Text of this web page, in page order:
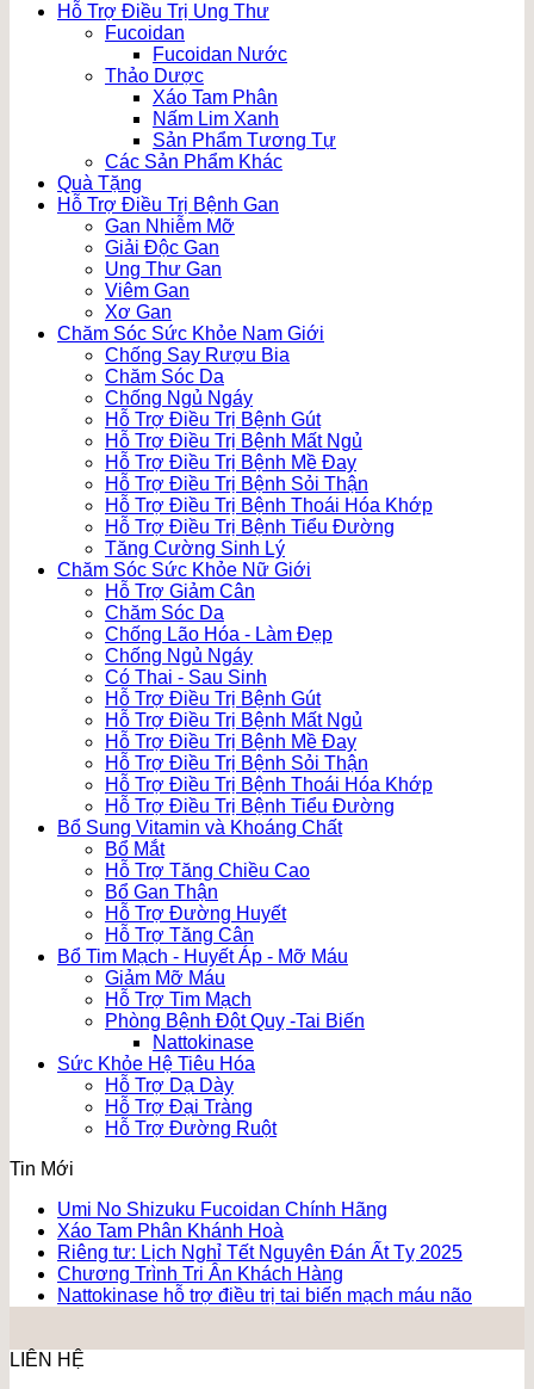
Hỗ Trợ Điều Trị Ung Thư
Fucoidan
Fucoidan Nước
Thảo Dược
Xáo Tam Phân
Nấm Lim Xanh
Sản Phẩm Tương Tự
Các Sản Phẩm Khác
Quà Tặng
Hỗ Trợ Điều Trị Bệnh Gan
Gan Nhiễm Mỡ
Giải Độc Gan
Ung Thư Gan
Viêm Gan
Xơ Gan
Chăm Sóc Sức Khỏe Nam Giới
Chống Say Rượu Bia
Chăm Sóc Da
Chống Ngủ Ngáy
Hỗ Trợ Điều Trị Bệnh Gút
Hỗ Trợ Điều Trị Bệnh Mất Ngủ
Hỗ Trợ Điều Trị Bệnh Mề Đay
Hỗ Trợ Điều Trị Bệnh Sỏi Thận
Hỗ Trợ Điều Trị Bệnh Thoái Hóa Khớp
Hỗ Trợ Điều Trị Bệnh Tiểu Đường
Tăng Cường Sinh Lý
Chăm Sóc Sức Khỏe Nữ Giới
Hỗ Trợ Giảm Cân
Chăm Sóc Da
Chống Lão Hóa - Làm Đẹp
Chống Ngủ Ngáy
Có Thai - Sau Sinh
Hỗ Trợ Điều Trị Bệnh Gút
Hỗ Trợ Điều Trị Bệnh Mất Ngủ
Hỗ Trợ Điều Trị Bệnh Mề Đay
Hỗ Trợ Điều Trị Bệnh Sỏi Thận
Hỗ Trợ Điều Trị Bệnh Thoái Hóa Khớp
Hỗ Trợ Điều Trị Bệnh Tiểu Đường
Bổ Sung Vitamin và Khoáng Chất
Bổ Mắt
Hỗ Trợ Tăng Chiều Cao
Bổ Gan Thận
Hỗ Trợ Đường Huyết
Hỗ Trợ Tăng Cân
Bổ Tim Mạch - Huyết Áp - Mỡ Máu
Giảm Mỡ Máu
Hỗ Trợ Tim Mạch
Phòng Bệnh Đột Quỵ -Tai Biến
Nattokinase
Sức Khỏe Hệ Tiêu Hóa
Hỗ Trợ Dạ Dày
Hỗ Trợ Đại Tràng
Hỗ Trợ Đường Ruột
Tin Mới
Umi No Shizuku Fucoidan Chính Hãng
Xáo Tam Phân Khánh Hoà
Riêng tư: Lịch Nghỉ Tết Nguyên Đán Ất Tỵ 2025
Chương Trình Tri Ân Khách Hàng
Nattokinase hỗ trợ điều trị tai biến mạch máu não
LIÊN HỆ